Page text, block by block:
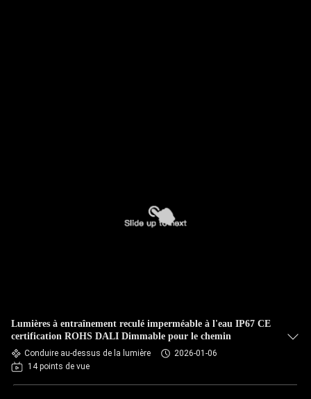
Lumières à entraînement reculé imperméable à l'eau IP67 CE
certification ROHS DALI Dimmable pour le chemin
Conduire au-dessus de la lumière
2026-01-06
14 points de vue